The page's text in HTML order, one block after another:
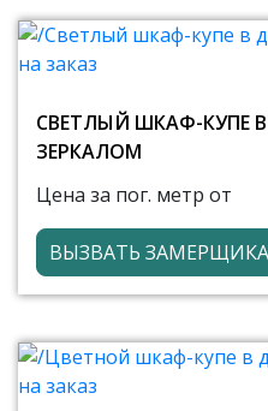
СВЕТЛЫЙ ШКАФ-КУПЕ
ЗЕРКАЛОМ
Цена за пог. метр от
ВЫЗВАТЬ ЗАМЕРЩИКА